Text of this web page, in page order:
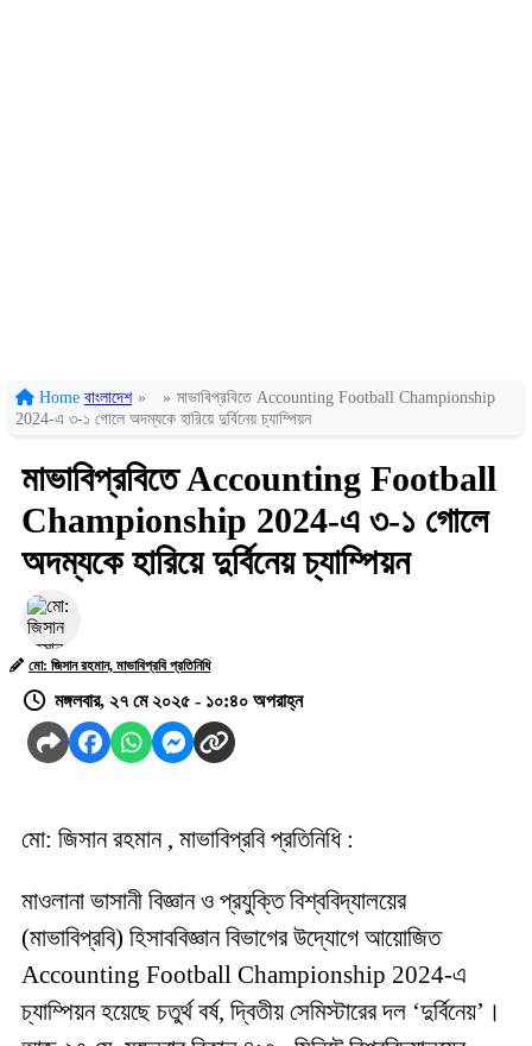
Home বাংলাদেশ » » মাভাবিপ্রবিতে Accounting Football Championship
2024-এ ৩-১ গোলে অদম্যকে হারিয়ে দুর্বিনেয় চ্যাম্পিয়ন
মাভাবিপ্রবিতে Accounting Football
Championship 2024-এ ৩-১ গোলে
অদম্যকে হারিয়ে দুর্বিনেয় চ্যাম্পিয়ন
মো: জিসান রহমান, মাভাবিপ্রবি প্রতিনিধি
মঙ্গলবার, ২৭ মে ২০২৫ - ১০:৪০ অপরাহ্ন
মো: জিসান রহমান , মাভাবিপ্রবি প্রতিনিধি :
মাওলানা ভাসানী বিজ্ঞান ও প্রযুক্তি বিশ্ববিদ্যালয়ের
(মাভাবিপ্রবি) হিসাববিজ্ঞান বিভাগের উদ্যোগে আয়োজিত
Accounting Football Championship 2024-এ
চ্যাম্পিয়ন হয়েছে চতুর্থ বর্ষ, দ্বিতীয় সেমিস্টারের দল ‘দুর্বিনেয়’।